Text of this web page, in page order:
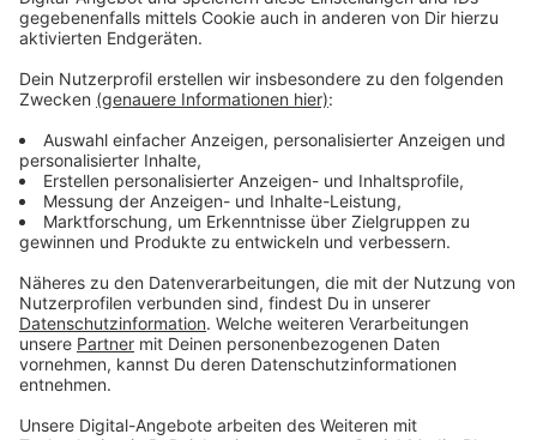
Anzeige
RADIO 90,1 | Beitrag zum Anhören
TeamSport E-Karting in Mönchengladbach